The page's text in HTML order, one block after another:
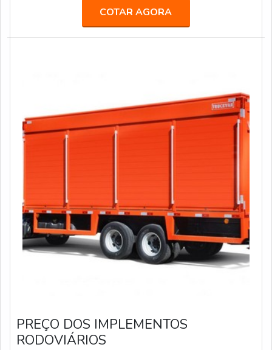
categoria “Melhor Fornecedora”.A empresa já atendeu
grandes agências de comunicação, propaganda,
publicidade e live marketing, como África, BFerraz,
COTAR AGORA
PREÇO DOS IMPLEMENTOS
RODOVIÁRIOS